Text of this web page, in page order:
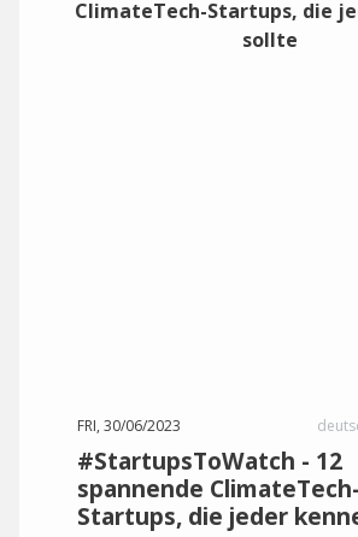
FRI, 30/06/2023
#StartupsToWatch - 12
spannende ClimateTech-
Startups, die jeder